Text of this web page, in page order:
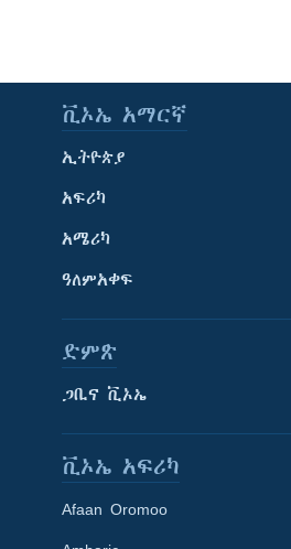
ቪኦኤ አማርኛ
ኢትዮጵያ
አፍሪካ
አሜሪካ
ዓለምአቀፍ
ድምጽ
ጋቢና ቪኦኤ
ቪኦኤ አፍሪካ
Afaan Oromoo